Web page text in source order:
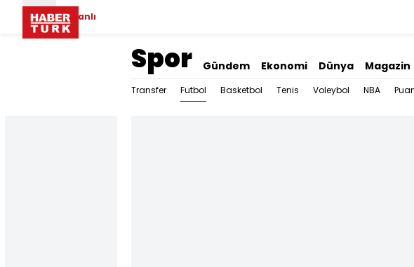
Canlı
Spor Gündem Ekonomi Dünya Magazin
Transfer Futbol Basketbol Tenis Voleybol NBA